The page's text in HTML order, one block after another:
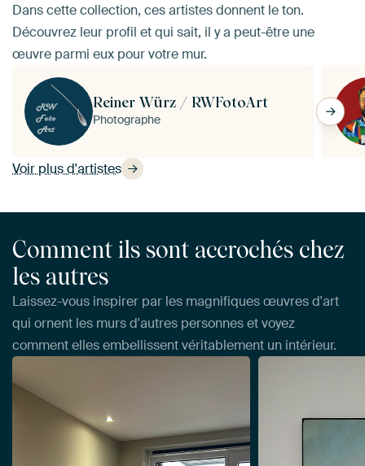
Dans cette collection, ces artistes donnent le ton.
Découvrez leur profil et qui sait, il y a peut-être une
œuvre parmi eux pour votre mur.
Voir plus d'artistes
Reiner Würz / RWFotoArt
Photographe
Comment ils sont accrochés chez
les autres
Laissez-vous inspirer par les magnifiques œuvres d'art
qui ornent les murs d'autres personnes et voyez
comment elles embellissent véritablement un intérieur.